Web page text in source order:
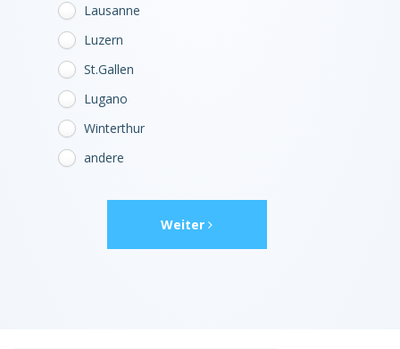
Lausanne
Luzern
St.Gallen
Lugano
Winterthur
andere
Weiter